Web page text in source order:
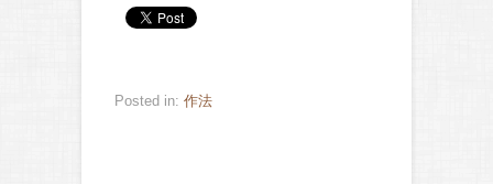
Posted in: 作法